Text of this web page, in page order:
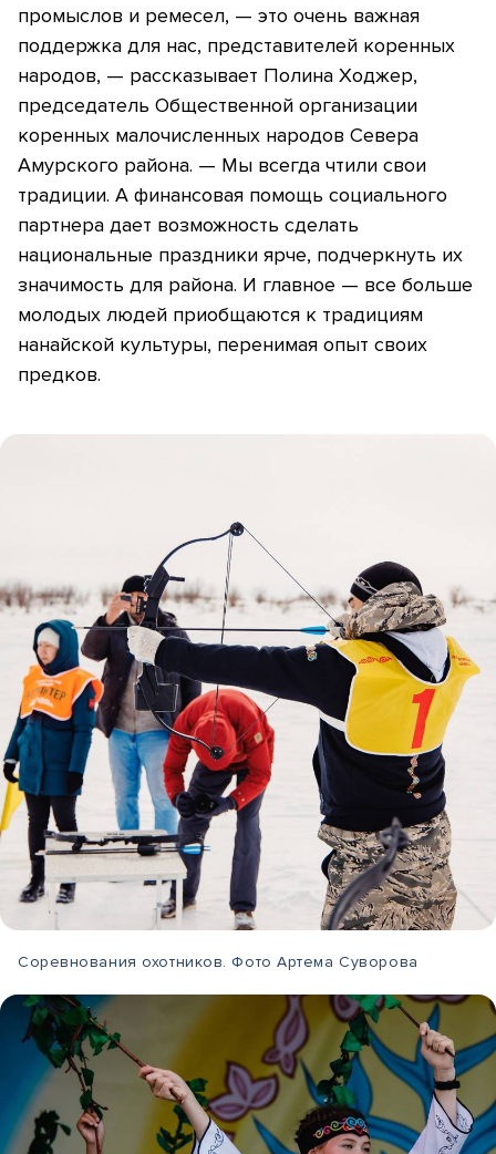
промыслов и ремесел, — это очень важная
поддержка для нас, представителей коренных
народов, — рассказывает Полина Ходжер,
председатель Общественной организации
коренных малочисленных народов Севера
Амурского района. — Мы всегда чтили свои
традиции. А финансовая помощь социального
партнера дает возможность сделать
национальные праздники ярче, подчеркнуть их
значимость для района. И главное — все больше
молодых людей приобщаются к традициям
нанайской культуры, перенимая опыт своих
предков.
Соревнования охотников. Фото Артема Суворова